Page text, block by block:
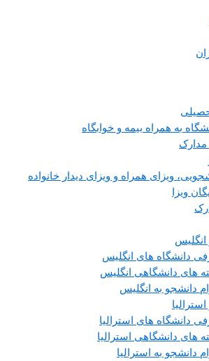
به همراه بیمه و خوابگاه
مدارک
ویزای همراه و ویزای دیدار خانواده
ویزا
دانشگاه های انگلیس
های دانشگاهی انگلیس
دانشجو به انگلیس
دانشگاه های استرالیا
های دانشگاهی استرالیا
دانشجو به استرالیا